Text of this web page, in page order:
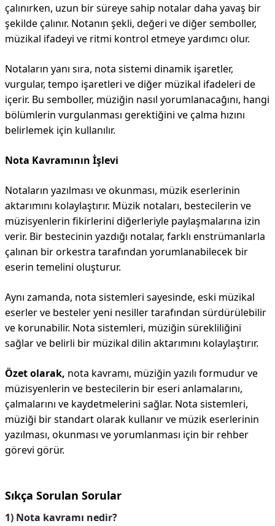
çalınırken, uzun bir süreye sahip notalar daha yavaş bir
şekilde çalınır. Notanın şekli, değeri ve diğer semboller,
müzikal ifadeyi ve ritmi kontrol etmeye yardımcı olur.
Notaların yanı sıra, nota sistemi dinamik işaretler,
vurgular, tempo işaretleri ve diğer müzikal ifadeleri de
içerir. Bu semboller, müziğin nasıl yorumlanacağını, hangi
bölümlerin vurgulanması gerektiğini ve çalma hızını
belirlemek için kullanılır.
Nota Kavramının İşlevi
Notaların yazılması ve okunması, müzik eserlerinin
aktarımını kolaylaştırır. Müzik notaları, bestecilerin ve
müzisyenlerin fikirlerini diğerleriyle paylaşmalarına izin
verir. Bir bestecinin yazdığı notalar, farklı enstrümanlarla
çalınan bir orkestra tarafından yorumlanabilecek bir
eserin temelini oluşturur.
Aynı zamanda, nota sistemleri sayesinde, eski müzikal
eserler ve besteler yeni nesiller tarafından sürdürülebilir
ve korunabilir. Nota sistemleri, müziğin sürekliliğini
sağlar ve belirli bir müzikal dilin aktarımını kolaylaştırır.
Özet olarak, nota kavramı, müziğin yazılı formudur ve
müzisyenlerin ve bestecilerin bir eseri anlamalarını,
çalmalarını ve kaydetmelerini sağlar. Nota sistemleri,
müziği bir standart olarak kullanır ve müzik eserlerinin
yazılması, okunması ve yorumlanması için bir rehber
görevi görür.
Sıkça Sorulan Sorular
1) Nota kavramı nedir?